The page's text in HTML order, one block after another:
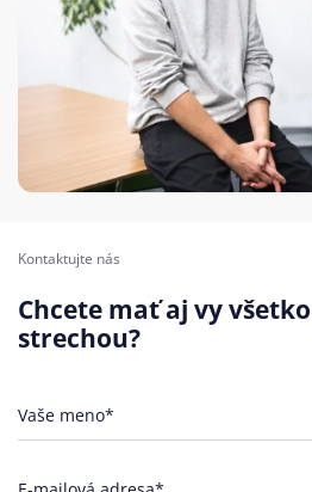
Kontaktujte nás
Chcete mať aj vy
strechou?
Vaše meno*